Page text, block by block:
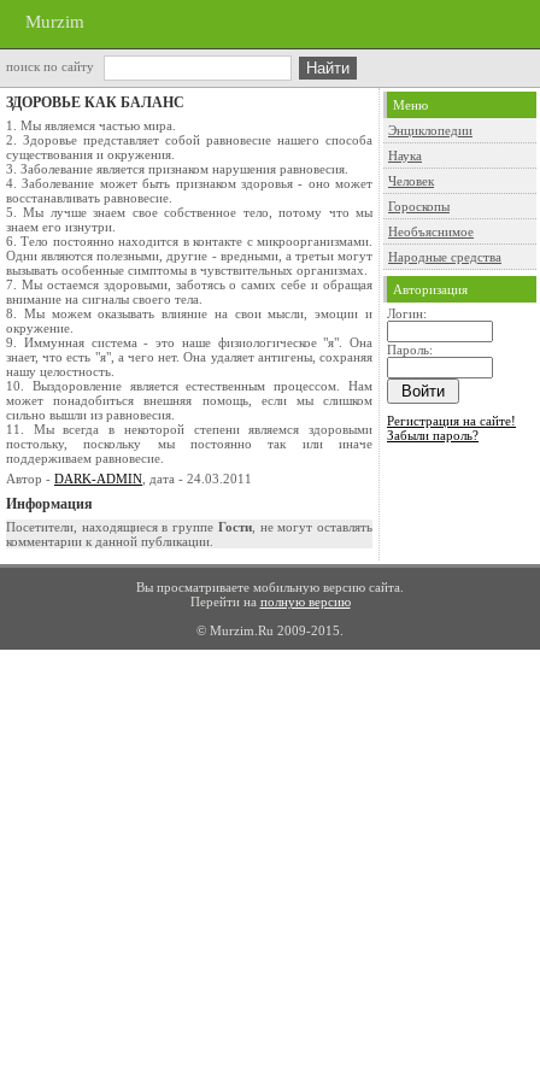
Murzim
поиск по сайту
ЗДОРОВЬЕ КАК БАЛАНС
1. Мы являемся частью мира.
2. Здоровье представляет собой равновесие нашего способа
существования и окружения.
3. Заболевание является признаком нарушения равновесия.
4. Заболевание может быть признаком здоровья - оно может
восстанавливать равновесие.
5. Мы лучше знаем свое собственное тело, потому что мы
знаем его изнутри.
6. Тело постоянно находится в контакте с микроорганизмами.
Одни являются полезными, другие - вредными, а третьи могут
вызывать особенные симптомы в чувствительных организмах.
7. Мы остаемся здоровыми, заботясь о самих себе и обращая
внимание на сигналы своего тела.
8. Мы можем оказывать влияние на свои мысли, эмоции и
окружение.
9. Иммунная система - это наше физиологическое "я". Она
знает, что есть "я", а чего нет. Она удаляет антигены, сохраняя
нашу целостность.
10. Выздоровление является естественным процессом. Нам
может понадобиться внешняя помощь, если мы слишком
сильно вышли из равновесия.
11. Мы всегда в некоторой степени являемся здоровыми
постольку, поскольку мы постоянно так или иначе
поддерживаем равновесие.
Автор - DARK-ADMIN , дата - 24.03.2011
Информация
Посетители, находящиеся в группе Гости, не могут оставлять
комментарии к данной публикации.
Меню
Энциклопедии
Наука
Человек
Гороскопы
Необъяснимое
Народные средства
Авторизация
Логин:
Пароль:
Регистрация на сайте!
Забыли пароль?
Вы просматриваете мобильную версию сайта.
Перейти на полную версию
© Murzim.Ru 2009-2015.